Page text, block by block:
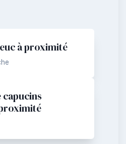
à proximité